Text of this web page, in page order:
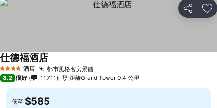
分享 放
4 星級 酒店 都市風格客房景觀
仕德福酒店
8.2 很好 11,711 距離Grand Tower 0.4 公里
低至 $585